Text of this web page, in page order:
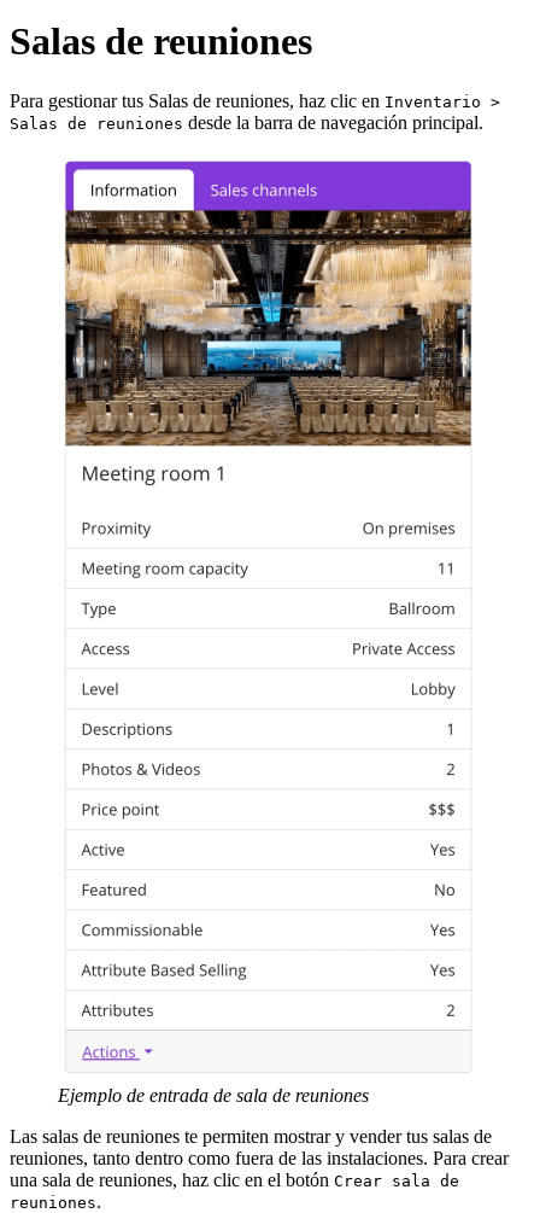
Salas de reuniones
Para gestionar tus Salas de reuniones, haz clic en Inventario >
Salas de reuniones desde la barra de navegación principal.
Ejemplo de entrada de sala de reuniones
Las salas de reuniones te permiten mostrar y vender tus salas de
reuniones, tanto dentro como fuera de las instalaciones. Para crear
una sala de reuniones, haz clic en el botón Crear sala de
reuniones.